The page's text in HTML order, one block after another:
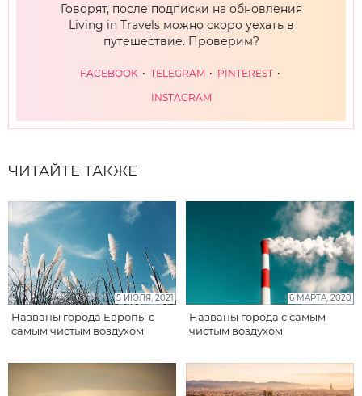
Говорят, после подписки на обновления
Living in Travels можно скоро уехать в
путешествие. Проверим?
FACEBOOK TELEGRAM
PINTEREST
INSTAGRAM
ЧИТАЙТЕ ТАКЖЕ
5 ИЮЛЯ, 2021
Названы города Европы с
самым чистым воздухом
6 МАРТА, 2020
Названы города с самым
чистым воздухом